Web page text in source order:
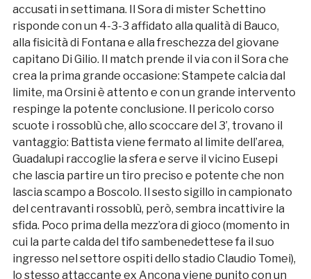
accusati in settimana. Il Sora di mister Schettino
risponde con un 4-3-3 affidato alla qualità di Bauco,
alla fisicità di Fontana e alla freschezza del giovane
capitano Di Gilio. Il match prende il via con il Sora che
crea la prima grande occasione: Stampete calcia dal
limite, ma Orsini è attento e con un grande intervento
respinge la potente conclusione. Il pericolo corso
scuote i rossoblù che, allo scoccare del 3’, trovano il
vantaggio: Battista viene fermato al limite dell’area,
Guadalupi raccoglie la sfera e serve il vicino Eusepi
che lascia partire un tiro preciso e potente che non
lascia scampo a Boscolo. Il sesto sigillo in campionato
del centravanti rossoblù, però, sembra incattivire la
sfida. Poco prima della mezz’ora di gioco (momento in
cui la parte calda del tifo sambenedettese fa il suo
ingresso nel settore ospiti dello stadio Claudio Tomei),
lo stesso attaccante ex Ancona viene punito con un